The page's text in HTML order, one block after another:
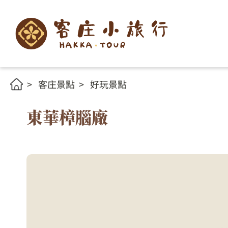
客庄景點 好玩景點
東華樟腦廠